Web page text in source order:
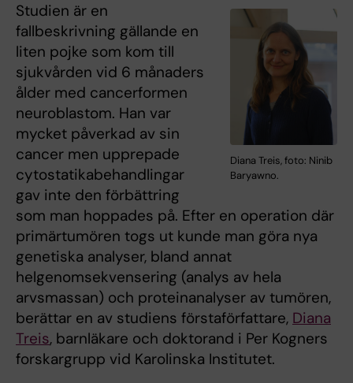
Diana Treis, foto: Ninib
Baryawno.
Studien är en
fallbeskrivning gällande en
liten pojke som kom till
sjukvården vid 6 månaders
ålder med cancerformen
neuroblastom. Han var
mycket påverkad av sin
cancer men upprepade
cytostatikabehandlingar
gav inte den förbättring
som man hoppades på. Efter en operation där
primärtumören togs ut kunde man göra nya
genetiska analyser, bland annat
helgenomsekvensering (analys av hela
arvsmassan) och proteinanalyser av tumören,
berättar en av studiens förstaförfattare, Diana
Treis, barnläkare och doktorand i Per Kogners
forskargrupp vid Karolinska Institutet.